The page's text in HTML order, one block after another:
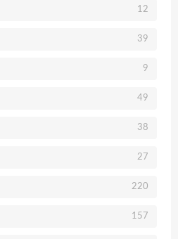
12
39
9
49
38
27
220
157